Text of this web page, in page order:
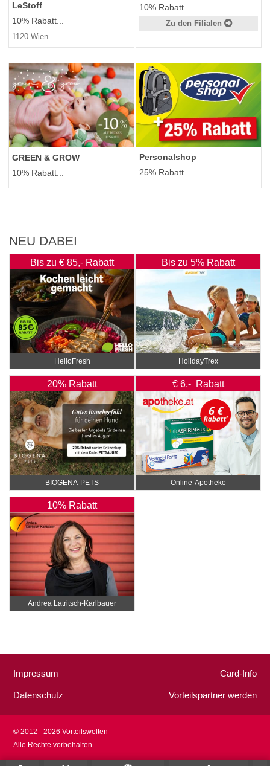
LeStoff
10% Rabatt...
1120 Wien
10% Rabatt...
Zu den Filialen
GREEN & GROW
10% Rabatt...
Personalshop
25% Rabatt...
NEU DABEI
Bis zu € 85,- Rabatt
HelloFresh
Bis zu 5% Rabatt
HolidayTrex
20% Rabatt
BIOGENA-PETS
€ 6,- Rabatt
Online‑Apotheke
10% Rabatt
Andrea Latritsch-Karlbauer
Impressum
Datenschutz
Card-Info
Vorteilspartner werden
© 2012 - 2026 Vorteilswelten
Alle Rechte vorbehalten